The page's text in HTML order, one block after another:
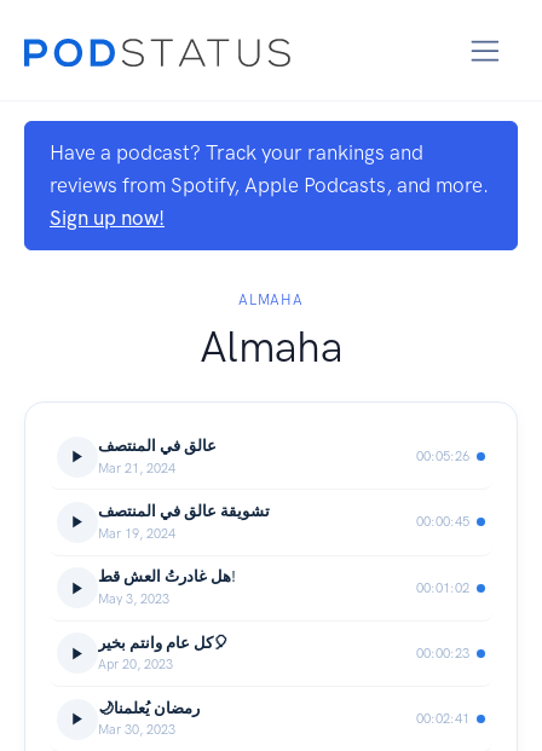
Have a podcast? Track your rankings and
reviews from Spotify, Apple Podcasts, and more.
Sign up now!
ALMAHA
Almaha
عالق في المنتصف
Mar 21, 2024
00:05:26
‎⁨عالق في المنتصف⁩ تشويقة
Mar 19, 2024
00:00:45
هل غادرتُ العش قط!
May 3, 2023
00:01:02
كل عام وانتم بخير🎈
Apr 20, 2023
00:00:23
‎⁨رمضان يُعلمنا🌙⁩
Mar 30, 2023
00:02:41